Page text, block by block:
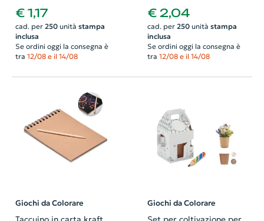
€ 1,17
cad. per 250unità stampa
inclusa
Se ordini oggi la consegna è
tra 12/08 e il 14/08
80gr 28X35cm
€ 2,04
cad. per 250unità stampa
inclusa
Se ordini oggi la consegna è
tra 12/08 e il 14/08
Giochi da Colorare Giochi da Colorare